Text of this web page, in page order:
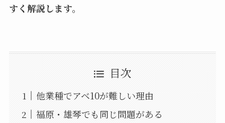
すく解説します。
目次
他業種でアベ10が難しい理由
福原・雄琴でも同じ問題がある